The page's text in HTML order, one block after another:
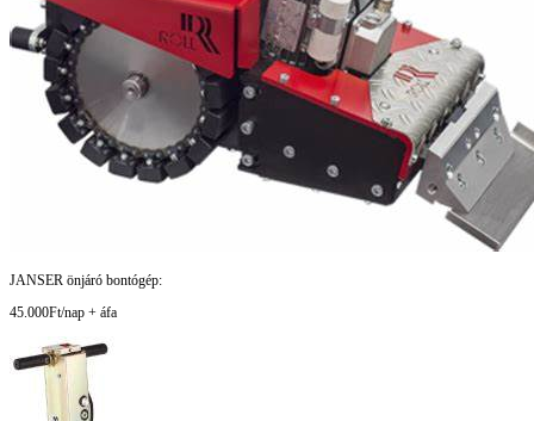
JANSER önjáró bontógép:
45.000Ft/nap + áfa